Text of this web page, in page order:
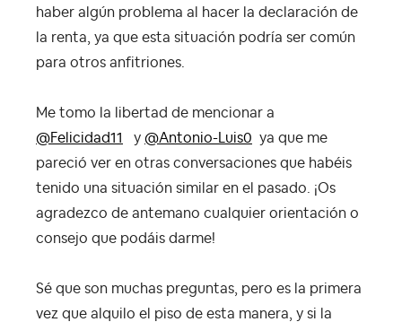
haber algún problema al hacer la declaración de
la renta, ya que esta situación podría ser común
para otros anfitriones.
Me tomo la libertad de mencionar a
@Felicidad11
y @Antonio-Luis0 ya que me
pareció ver en otras conversaciones que habéis
tenido una situación similar en el pasado. ¡Os
agradezco de antemano cualquier orientación o
consejo que podáis darme!
Sé que son muchas preguntas, pero es la primera
vez que alquilo el piso de esta manera, y si la